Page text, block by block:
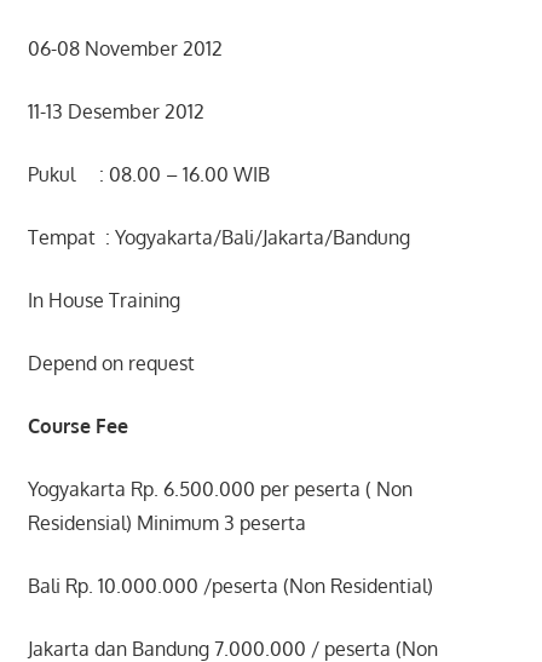
06-08 November 2012
11-13 Desember 2012
Pukul : 08.00 – 16.00 WIB
Tempat : Yogyakarta/Bali/Jakarta/Bandung
In House Training
Depend on request
Course Fee
Yogyakarta Rp. 6.500.000 per peserta ( Non
Residensial) Minimum 3 peserta
Bali Rp. 10.000.000 /peserta (Non Residential)
Jakarta dan Bandung 7.000.000 / peserta (Non